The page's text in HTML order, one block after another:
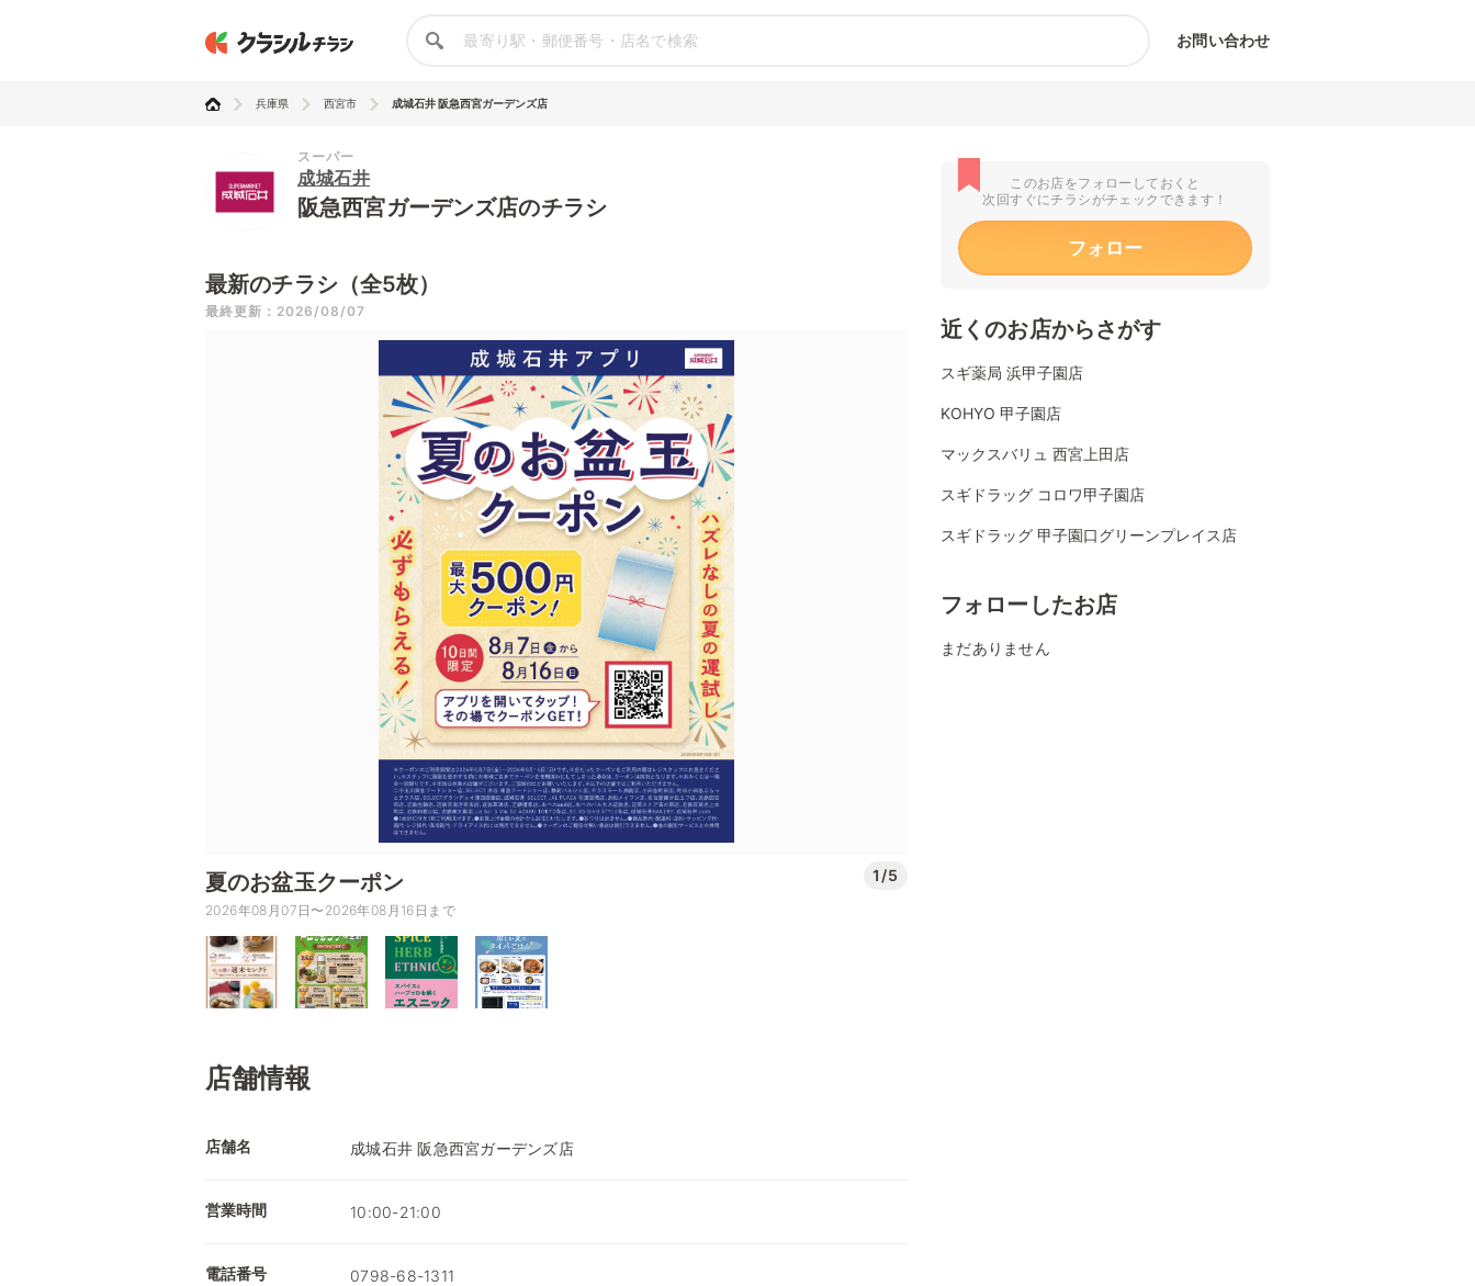
お問い合わせ
兵庫県 西宮市 成城石井 阪急西宮ガーデンズ店
スーパー
成城石井
阪急西宮ガーデンズ店のチラシ
最新のチラシ（全5枚）
最終更新：2026/08/07
夏のお盆玉クーポン 1/5
2026年08月07日〜2026年08月16日まで
店舗情報
店舗名 成城石井 阪急西宮ガーデンズ店
営業時間 10:00-21:00
電話番号 0798-68-1311
このお店をフォローしておくと
次回すぐにチラシがチェックできます！
フォロー
近くのお店からさがす
スギ薬局 浜甲子園店
KOHYO 甲子園店
マックスバリュ 西宮上田店
スギドラッグ コロワ甲子園店
スギドラッグ 甲子園口グリーンプレイス店
フォローしたお店
まだありません